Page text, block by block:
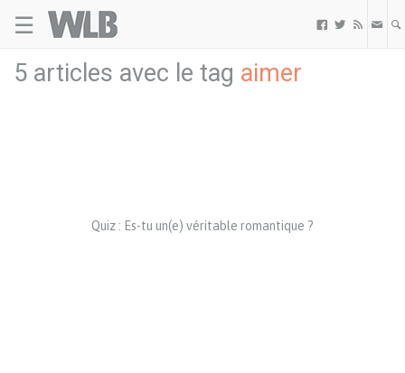
☰   
5 articles avec le tag aimer
Quiz : Es-tu un(e) véritable romantique ?